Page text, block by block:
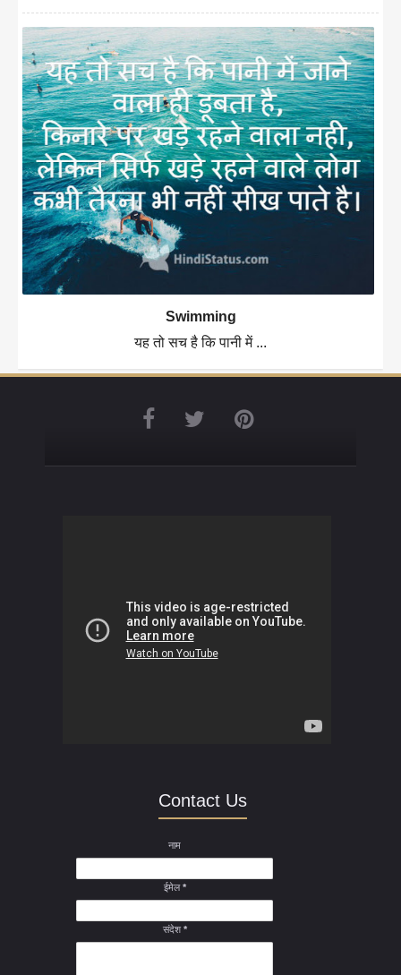
Swimming
यह तो सच है कि पानी में ...
Contact Us
नाम
ईमेल*
संदेश*